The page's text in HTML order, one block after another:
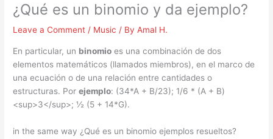
¿Qué es un binomio y da ejemplo?
Leave a Comment / Music / ByAmal H.
En particular, un binomio es una combinación de dos
elementos matemáticos (llamados miembros), en el marco de
una ecuación o de una relación entre cantidades o
estructuras. Porejemplo: (34*A + B/23); 1/6 * (A + B)
<sup>3</sup>; ½ (5 + 14*G).
in the same way ¿Qué es un binomio ejemplos resueltos?